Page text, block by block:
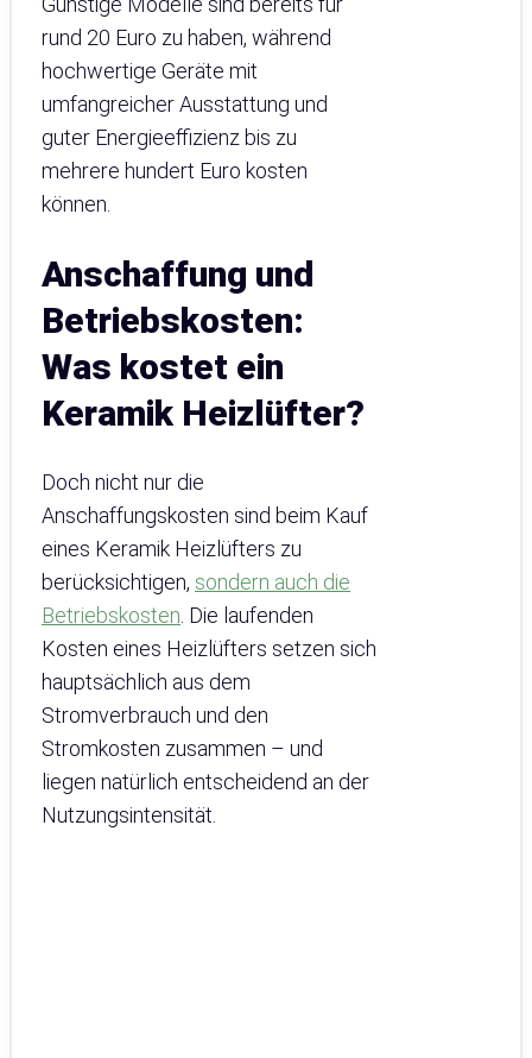
rund 20 Euro zu haben, während
hochwertige Geräte mit
umfangreicher Ausstattung und
guter Energieeffizienz bis zu
mehrere hundert Euro kosten
können.
Anschaffung und
Betriebskosten:
Was kostet ein
Keramik Heizlüfter?
Doch nicht nur die
Anschaffungskosten sind beim Kauf
eines Keramik Heizlüfters zu
berücksichtigen, sondern auch die
Betriebskosten . Die laufenden
Kosten eines Heizlüfters setzen sich
hauptsächlich aus dem
Stromverbrauch und den
Stromkosten zusammen – und
liegen natürlich entscheidend an der
Nutzungsintensität.